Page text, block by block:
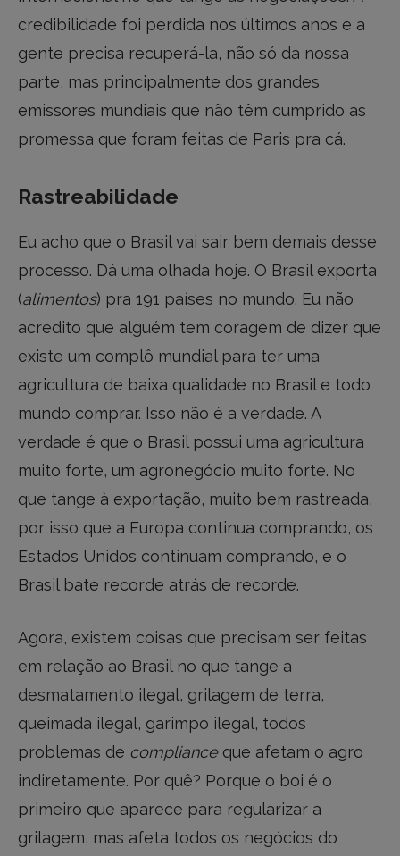
credibilidade foi perdida nos últimos anos e a
gente precisa recuperá-la, não só da nossa
parte, mas principalmente dos grandes
emissores mundiais que não têm cumprido as
promessa que foram feitas de Paris pra cá.
Rastreabilidade
Eu acho que o Brasil vai sair bem demais desse
processo. Dá uma olhada hoje. O Brasil exporta
(alimentos) pra 191 países no mundo. Eu não
acredito que alguém tem coragem de dizer que
existe um complô mundial para ter uma
agricultura de baixa qualidade no Brasil e todo
mundo comprar. Isso não é a verdade. A
verdade é que o Brasil possui uma agricultura
muito forte, um agronegócio muito forte. No
que tange à exportação, muito bem rastreada,
por isso que a Europa continua comprando, os
Estados Unidos continuam comprando, e o
Brasil bate recorde atrás de recorde.
Agora, existem coisas que precisam ser feitas
em relação ao Brasil no que tange a
desmatamento ilegal, grilagem de terra,
queimada ilegal, garimpo ilegal, todos
problemas de complianceque afetam o agro
indiretamente. Por quê? Porque o boi é o
primeiro que aparece para regularizar a
grilagem, mas afeta todos os negócios do